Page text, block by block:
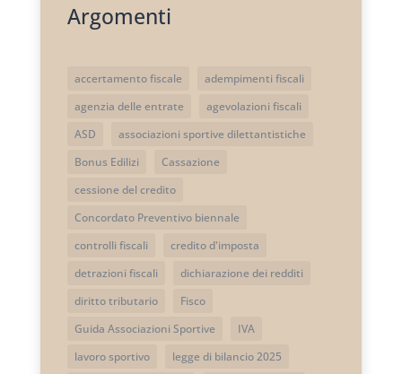
Argomenti
accertamento fiscale
adempimenti fiscali
agenzia delle entrate
agevolazioni fiscali
ASD
associazioni sportive dilettantistiche
Bonus Edilizi
Cassazione
cessione del credito
Concordato Preventivo biennale
controlli fiscali
credito d'imposta
detrazioni fiscali
dichiarazione dei redditi
diritto tributario
Fisco
Guida Associazioni Sportive
IVA
lavoro sportivo
legge di bilancio 2025